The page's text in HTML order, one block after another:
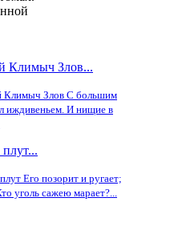
Климыч Злов...
Климыч Злов С большим
иждивеньем. И нищие в
Его позорит и ругает;
уголь сажею марает?...